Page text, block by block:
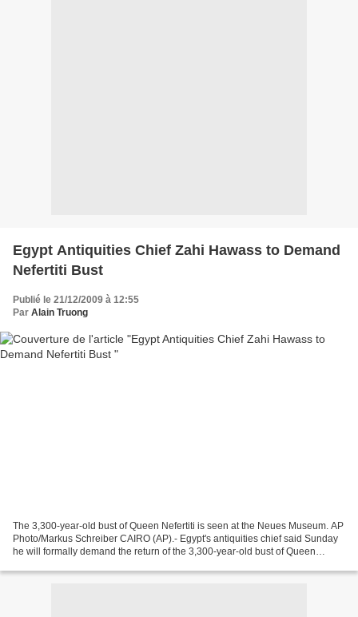
Egypt Antiquities Chief Zahi Hawass to Demand
Nefertiti Bust
Publié le 21/12/2009 à 12:55
Par Alain Truong
The 3,300-year-old bust of Queen Nefertiti is seen at the Neues Museum. AP
Photo/Markus Schreiber CAIRO (AP).- Egypt's antiquities chief said Sunday
he will formally demand the return of the 3,300-year-old bust of Queen